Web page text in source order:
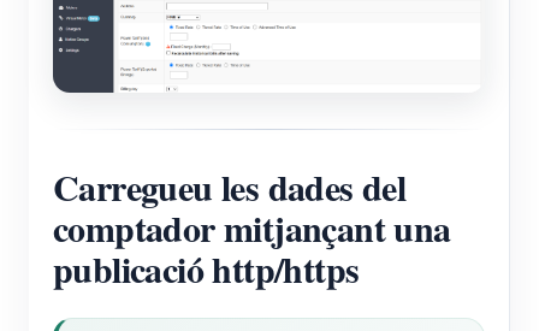
Carregueu les dades del
comptador mitjançant una
publicació http/https